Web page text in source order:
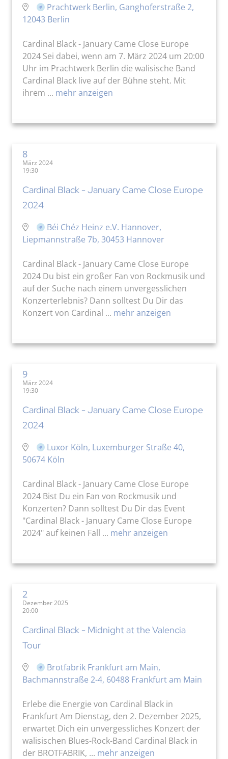
Prachtwerk Berlin, Ganghoferstraße 2,
12043 Berlin
Cardinal Black - January Came Close Europe
2024 Sei dabei, wenn am 7. März 2024 um 20:00
Uhr im Prachtwerk Berlin die walisische Band
Cardinal Black live auf der Bühne steht. Mit
ihrem ... mehr anzeigen
8
März 2024
19:30
Cardinal Black - January Came Close Europe
2024
Béi Chéz Heinz e.V. Hannover,
Liepmannstraße 7b, 30453 Hannover
Cardinal Black - January Came Close Europe
2024 Du bist ein großer Fan von Rockmusik und
auf der Suche nach einem unvergesslichen
Konzerterlebnis? Dann solltest Du Dir das
Konzert von Cardinal ... mehr anzeigen
9
März 2024
19:30
Cardinal Black - January Came Close Europe
2024
Luxor Köln, Luxemburger Straße 40,
50674 Köln
Cardinal Black - January Came Close Europe
2024 Bist Du ein Fan von Rockmusik und
Konzerten? Dann solltest Du Dir das Event
"Cardinal Black - January Came Close Europe
2024" auf keinen Fall ... mehr anzeigen
2
Dezember 2025
20:00
Cardinal Black - Midnight at the Valencia
Tour
Brotfabrik Frankfurt am Main,
Bachmannstraße 2-4, 60488 Frankfurt am Main
Erlebe die Energie von Cardinal Black in
Frankfurt Am Dienstag, den 2. Dezember 2025,
erwartet Dich ein unvergessliches Konzert der
walisischen Blues-Rock-Band Cardinal Black in
der BROTFABRIK, ... mehr anzeigen